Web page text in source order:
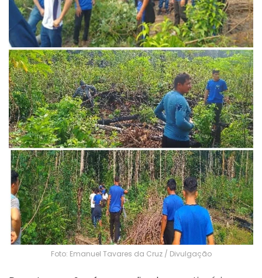
Foto: Emanuel Tavares da Cruz / Divulgação